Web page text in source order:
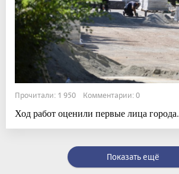
Прочитали: 1 950 Комментарии: 0
Ход работ оценили первые лица города.
Показать ещё